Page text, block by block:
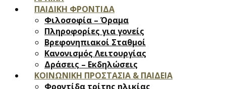
ΠΑΙΔΙΚΗ ΦΡΟΝΤΙΔΑ
Φιλοσοφία – Όραμα
Πληροφορίες για γονείς
Βρεφονηπιακοί Σταθμοί
Κανονισμός Λειτουργίας
Δράσεις – Εκδηλώσεις
ΚΟΙΝΩΝΙΚΗ ΠΡΟΣΤΑΣΙΑ & ΠΑΙΔΕΙΑ
Φροντίδα τρίτης ηλικίας